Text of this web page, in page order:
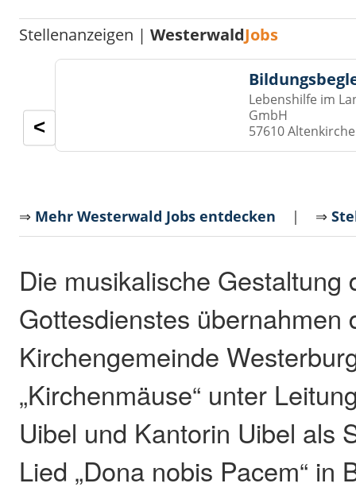
Stellenanzeigen |WesterwaldJobs
Lebenshilfe im
GmbH
57610
<
⇒ Mehr Westerwald Jobs entdecken | ⇒
Die musikalische Gestaltung
Gottesdienstes übernahmen
Kirchengemeinde
„Kirchenmäuse“ unter
Uibel und Kantorin Uibel als
Lied „Dona nobis Pacem“ in